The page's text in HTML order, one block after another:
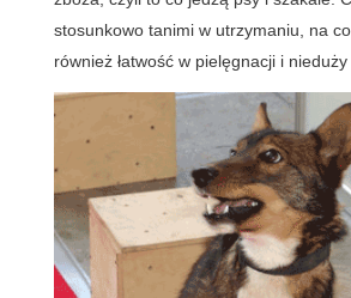
stosunkowo tanimi w utrzymaniu, na co
również łatwość w pielęgnacji i